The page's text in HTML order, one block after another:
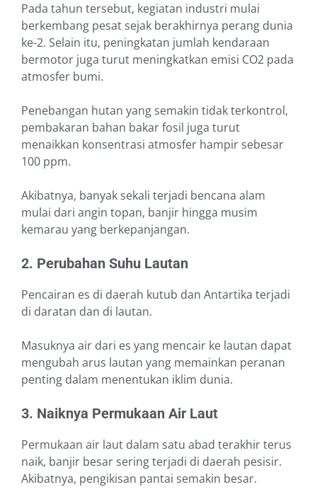
Pada tahun tersebut, kegiatan industri mulai
berkembang pesat sejak berakhirnya perang dunia
ke-2. Selain itu, peningkatan jumlah kendaraan
bermotor juga turut meningkatkan emisi CO2 pada
atmosfer bumi.
Penebangan hutan yang semakin tidak terkontrol,
pembakaran bahan bakar fosil juga turut
menaikkan konsentrasi atmosfer hampir sebesar
100 ppm.
Akibatnya, banyak sekali terjadi bencana alam
mulai dari angin topan, banjir hingga musim
kemarau yang berkepanjangan.
2. Perubahan Suhu Lautan
Pencairan es di daerah kutub dan Antartika terjadi
di daratan dan di lautan.
Masuknya air dari es yang mencair ke lautan dapat
mengubah arus lautan yang memainkan peranan
penting dalam menentukan iklim dunia.
3. Naiknya Permukaan Air Laut
Permukaan air laut dalam satu abad terakhir terus
naik, banjir besar sering terjadi di daerah pesisir.
Akibatnya, pengikisan pantai semakin besar.